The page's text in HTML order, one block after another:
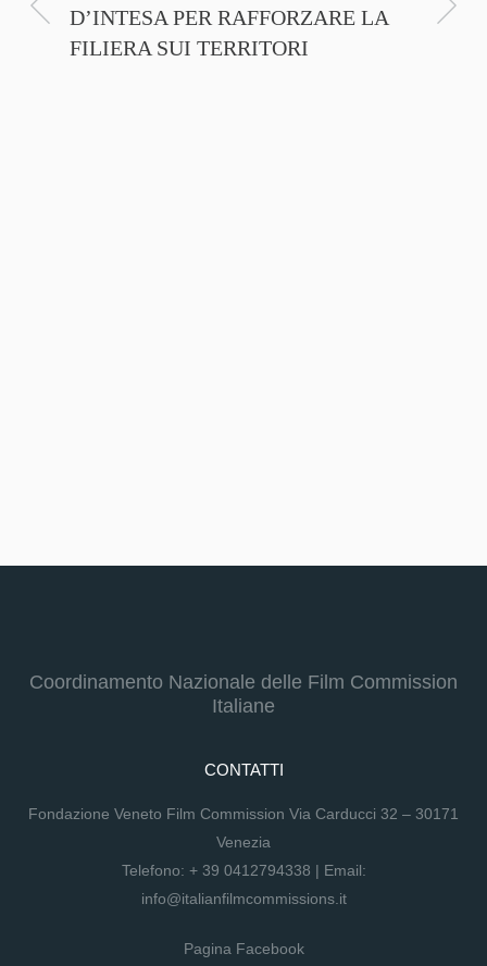
D’INTESA PER RAFFORZARE LA
FILIERA SUI TERRITORI
Coordinamento Nazionale delle Film Commission
Italiane
CONTATTI
Fondazione Veneto Film Commission Via Carducci 32 – 30171
Venezia
Telefono: + 39 0412794338 | Email:
info@italianfilmcommissions.it
Pagina Facebook